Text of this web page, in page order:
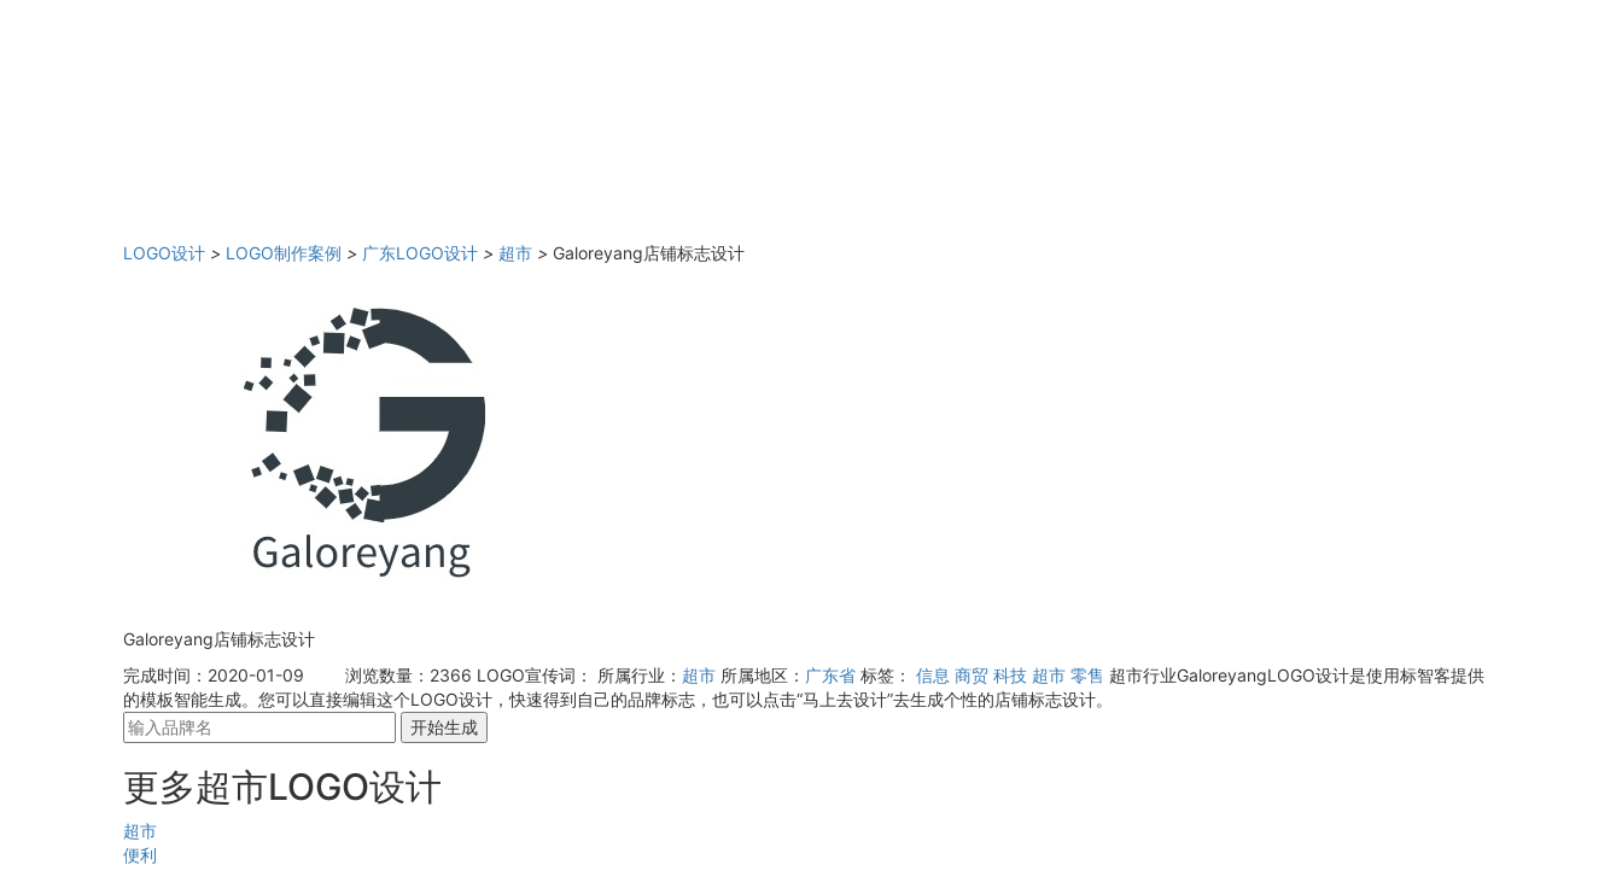
LOGO设计 > LOGO制作案例 > 广东LOGO设计 > 超市 > Galoreyang店铺标志设计
Galoreyang店铺标志设计
完成时间：2020-01-09
浏览数量：2366 LOGO宣传词： 所属行业： 超市 所属地区： 广东省 标签： 信息 商贸 科技 超市 零售 超市行业GaloreyangLOGO设计是使用标智客提供
的模板智能生成。您可以直接编辑这个LOGO设计，快速得到自己的品牌标志，也可以点击“马上去设计”去生成个性的店铺标志设计。
开始生成
更多超市LOGO设计
超市
便利